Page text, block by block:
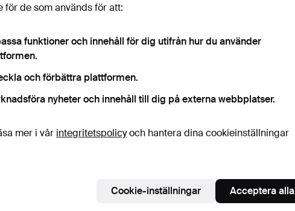
matchar din sökning
för de som används för att:
funktioner och innehåll för dig utifrån hur du använder
och förbättra plattformen.
nyheter och innehåll till dig på externa webbplatser.
mer i vår integritetspolicyoch hantera dina cookieinställningar
Cookie-inställningar Acceptera alla